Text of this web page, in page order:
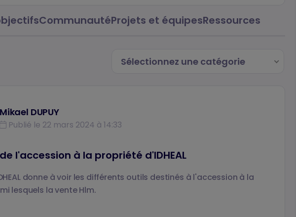
CommunautéProjets et équipesRessources
Sélectionnez une catégorie
Mikael DUPUY
Publié le 22 mars 2024 à 14:33
l'accession à la propriété d'IDHEAL
donne à voir les différents outils destinés à l'accession à la
lesquels la vente Hlm.